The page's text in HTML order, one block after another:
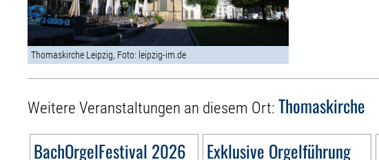
Thomaskirche Leipzig, Foto: leipzig-im.de
Weitere Veranstaltungen an diesem Ort: Thomaskirche
BachOrgelFestival 2026
Exklusive Orgelführung